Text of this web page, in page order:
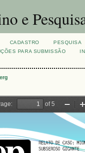
e
CADASTRO
PESQUISA
PARA SUBMISSÃO